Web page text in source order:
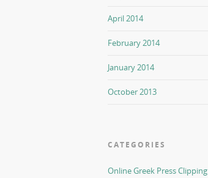
April 2014
February 2014
January 2014
October 2013
CATEGORIES
Online Greek Press Clipping